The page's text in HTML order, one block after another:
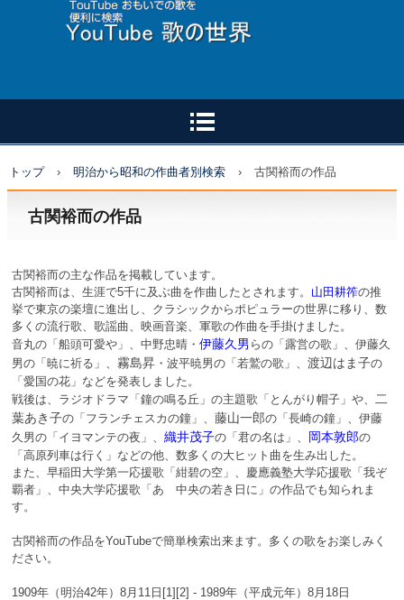
トップ › 明治から昭和の作曲者別検索 › 古関裕而の作品
古関裕而の作品
古関裕而の主な作品を掲載しています。
古関裕而は、生涯で5千に及ぶ曲を作曲したとされます。 山田耕筰の推
挙で東京の楽壇に進出し、クラシックからポピュラーの世界に移り、数
多くの流行歌、歌謡曲、映画音楽、軍歌の作曲を手掛けました。
音丸の「船頭可愛や」、中野忠晴・ 伊藤久男 らの「露営の歌」、伊藤久
男の「暁に祈る」、 霧島昇 ・波平暁男の「若鷲の歌」、 渡辺はま子の
「愛国の花」などを発表しました。
戦後は、ラジオドラマ「鐘の鳴る丘」の主題歌「とんがり帽子」や、
二
葉あき子の「フランチェスカの鐘」、 藤山一郎の「長崎の鐘」、伊藤
久男の「イヨマンテの夜」、 織井茂子の「君の名は」、 岡本敦郎の
「高原列車は行く」などの他、数多くの大ヒット曲を生み出した。
また、早稲田大学第一応援歌「紺碧の空」、慶應義塾大学応援歌「我ぞ
覇者」、中央大学応援歌「あゝ中央の若き日に」の作品でも知られま
す。
古関裕而の作品をYouTubeで簡単検索出来ます。多くの歌をお楽しみく
ださい。
1909年（明治42年）8月11日[1][2] - 1989年（平成元年）8月18日